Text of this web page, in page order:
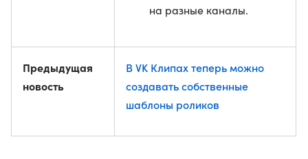
на разные каналы.
Предыдущая
новость
В VK Клипах теперь можно
создавать собственные
шаблоны роликов